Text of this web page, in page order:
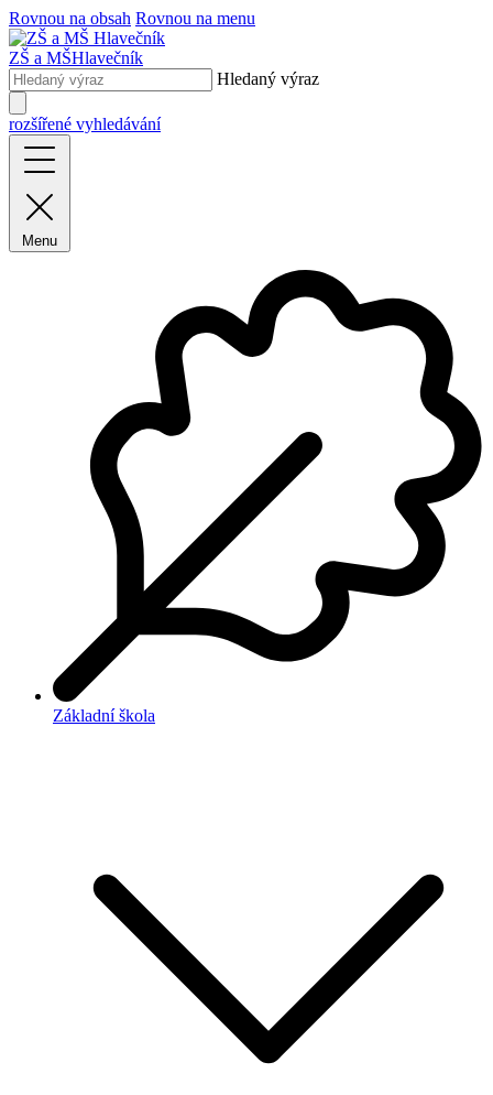
Rovnou na obsah Rovnou na menu
ZŠ a MŠHlavečník
Hledaný výraz
rozšířené vyhledávání
Menu
Základní škola